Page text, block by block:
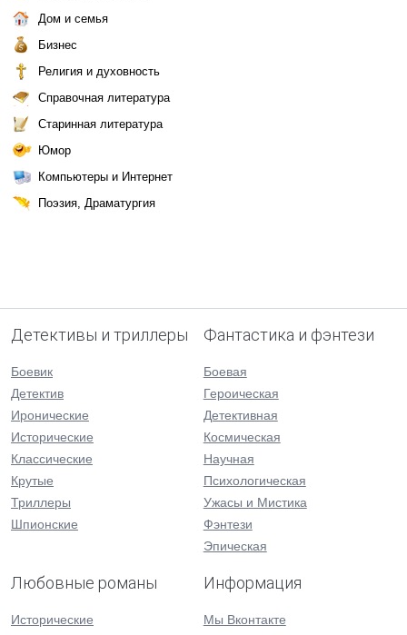
Дом и семья
Бизнес
Религия и духовность
Справочная литература
Старинная литература
Юмор
Компьютеры и Интернет
Поэзия, Драматургия
Детективы и триллеры
Боевик
Детектив
Иронические
Исторические
Классические
Крутые
Триллеры
Шпионские
Фантастика и фэнтези
Боевая
Героическая
Детективная
Космическая
Научная
Психологическая
Ужасы и Мистика
Фэнтези
Эпическая
Любовные романы
Исторические
Информация
Мы Вконтакте